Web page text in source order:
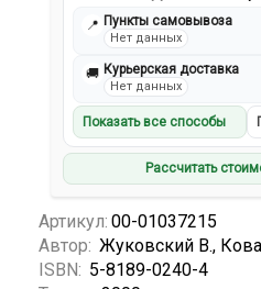
📍 Пункты самовывоза
Нет данных
🚚 Курьерская доставка
Нет данных
Показать все способы
Рассчитать
Артикул: 00-01037215
Автор: Жуковский В.,
ISBN: 5-8189-0240-4